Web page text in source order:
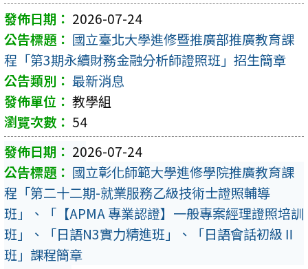
2026-07-24
國立臺北大學進修暨推廣部推廣教育課
程「第3期永續財務金融分析師證照班」招生簡章
最新消息
教學組
54
2026-07-24
國立彰化師範大學進修學院推廣教育課
程「第二十二期-就業服務乙級技術士證照輔導
班」、「【APMA 專業認證】一般專案經理證照培訓
班」、「日語N3實力精進班」、「日語會話初級Ⅱ
班」課程簡章